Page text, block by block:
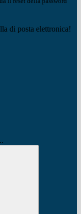
di posta elettronica!